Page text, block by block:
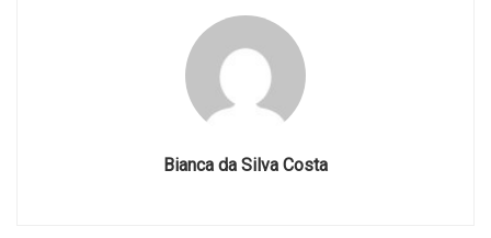
Bianca da Silva Costa